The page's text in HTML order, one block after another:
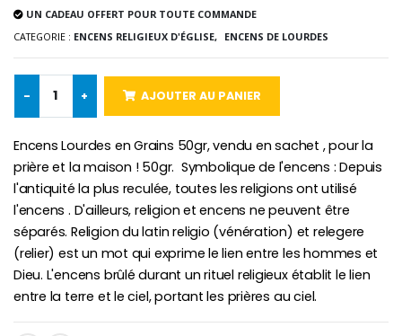
-10%
€5.50
-25%
Lot de 20 Bougies de Neuvaine Blanches
€78.00 €58.50
Huile d'Onction
€9.90
€130.00
€2.50
€5.00
UN CADEAU OFFERT POUR TOUTE COMMANDE
CATEGORIE : ENCENS RELIGIEUX D'ÉGLISE, ENCENS DE LOURDES
- + AJOUTER AU PANIER
Encens Lourdes en Grains 50gr, vendu en sachet , pour la
prière et la maison ! 50gr. Symbolique de l'encens : Depuis
l'antiquité la plus reculée, toutes les religions ont utilisé
l'encens . D'ailleurs, religion et encens ne peuvent être
séparés. Religion du latin religio (vénération) et relegere
(relier) est un mot qui exprime le lien entre les hommes et
Dieu. L'encens brûlé durant un rituel religieux établit le lien
entre la terre et le ciel, portant les prières au ciel.